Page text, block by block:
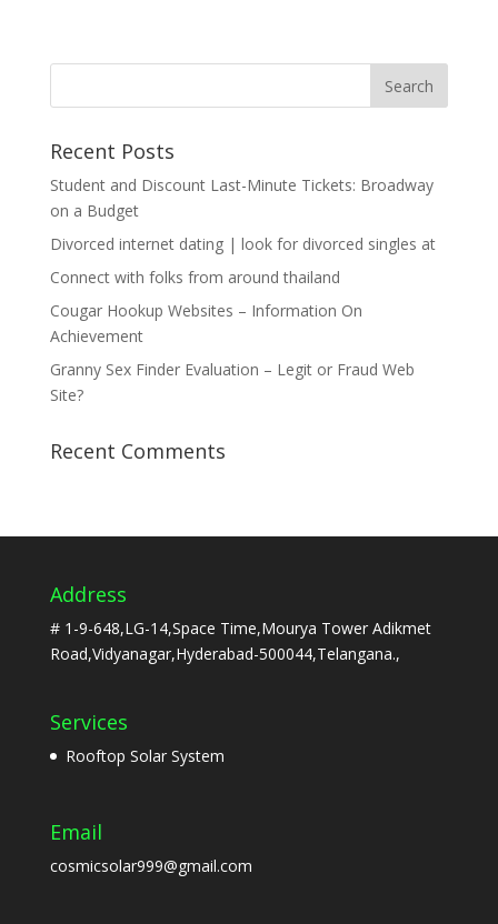
Recent Posts
Student and Discount Last-Minute Tickets: Broadway
on a Budget
Divorced internet dating | look for divorced singles at
Connect with folks from around thailand
Cougar Hookup Websites – Information On
Achievement
Granny Sex Finder Evaluation – Legit or Fraud Web
Site?
Recent Comments
Address
# 1-9-648,LG-14,Space Time,Mourya Tower Adikmet
Road,Vidyanagar,Hyderabad-500044,Telangana.,
Services
Rooftop Solar System
Email
cosmicsolar999@gmail.com